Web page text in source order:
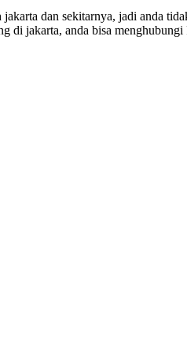
dan sekitarnya, jadi anda
di jakarta, anda bisa